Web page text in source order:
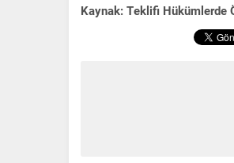
Kaynak: Teklifi Hükümlerde